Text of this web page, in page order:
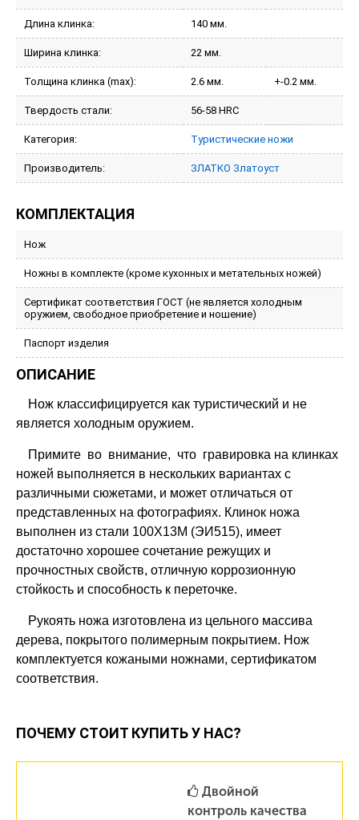
Длина клинка: 140 мм.
Ширина клинка: 22 мм.
Толщина клинка (max): 2.6 мм. +-0.2 мм.
Твердость стали: 56-58 HRC
Категория: Туристические ножи
Производитель: ЗЛАТКО Златоуст
КОМПЛЕКТАЦИЯ
Нож
Ножны в комплекте (кроме кухонных и метательных ножей)
Сертификат соответствия ГОСТ (не является холодным
оружием, свободное приобретение и ношение)
Паспорт изделия
ОПИСАНИЕ
Нож классифицируется как туристический и не
является холодным оружием.
Примите во внимание, что гравировка на клинках
ножей выполняется в нескольких вариантах с
различными сюжетами, и может отличаться от
представленных на фотографиях. Клинок ножа
выполнен из стали 100Х13М (ЭИ515), имеет
достаточно хорошее сочетание режущих и
прочностных свойств, отличную коррозионную
стойкость и способность к переточке.
Рукоять ножа изготовлена из цельного массива
дерева, покрытого полимерным покрытием. Нож
комплектуется кожаными ножнами, сертификатом
соответствия.
ПОЧЕМУ СТОИТ КУПИТЬ У НАС?
Двойной
контроль качества